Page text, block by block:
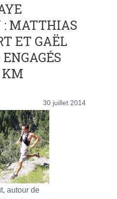
: MATTHIAS
ET GAËL
KM
30 juillet 2014
autour de